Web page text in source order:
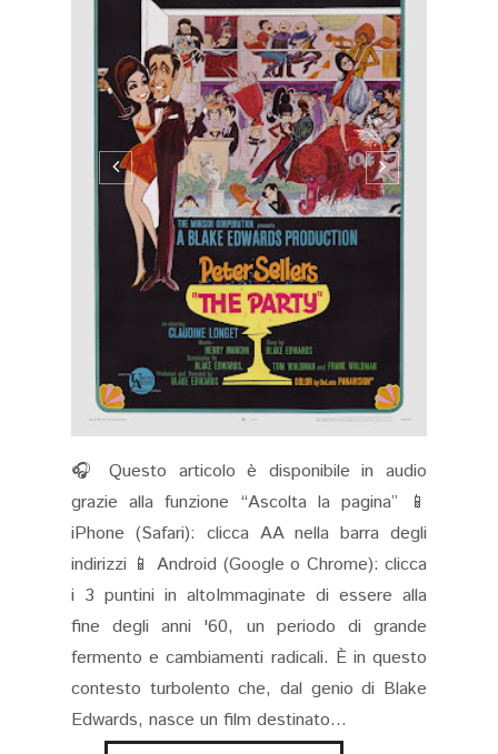
🎧 Questo articolo è disponibile in audio
grazie alla funzione “Ascolta la pagina” 📱
iPhone (Safari): clicca AA nella barra degli
indirizzi 📱 Android (Google o Chrome): clicca
i 3 puntini in altoImmaginate di essere alla
fine degli anni '60, un periodo di grande
fermento e cambiamenti radicali. È in questo
contesto turbolento che, dal genio di Blake
Edwards, nasce un film destinato...